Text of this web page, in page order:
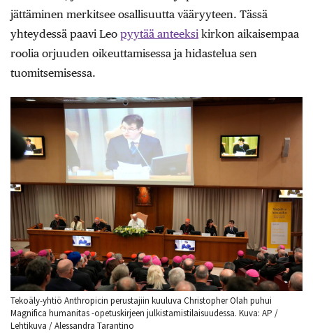
jättäminen merkitsee osallisuutta vääryyteen. Tässä
yhteydessä paavi Leo pyytää anteeksi kirkon aikaisempaa
roolia orjuuden oikeuttamisessa ja hidastelua sen
tuomitsemisessa.
Tekoäly-yhtiö Anthropicin perustajiin kuuluva Christopher Olah puhui
Magnifica humanitas -opetuskirjeen julkistamistilaisuudessa. Kuva: AP /
Lehtikuva / Alessandra Tarantino